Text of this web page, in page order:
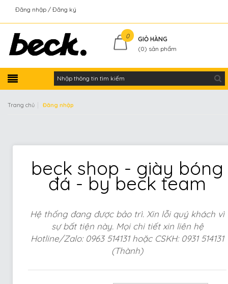
Đăng nhập Đăng ký
0
GIỎ HÀNG
(0) sản phẩm
Trang chủ Đăng nhập
beck shop - giày bóng
đá - by beck team
Hệ thống đang được bảo trì. Xin lỗi quý khách vì
sự bất tiện này. Mọi chi tiết xin liên hệ
Hotline/Zalo: 0963 514131 hoặc CSKH: 0931 514131
(Thành)